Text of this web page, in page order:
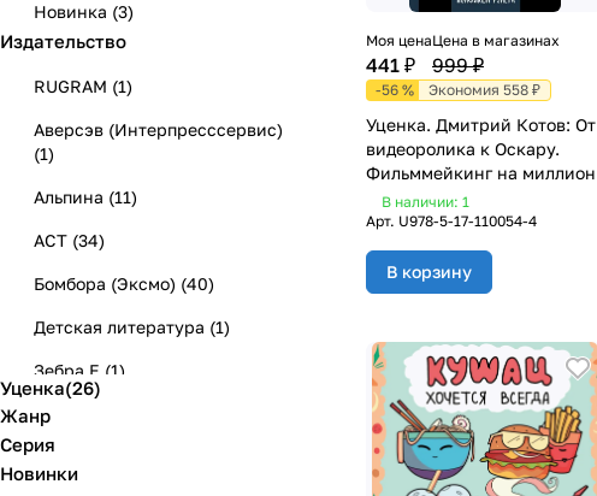
Моя цена
441 ₽
Цена в магазинах
999 ₽
-56 % Экономия 558 ₽
Уценка. Дмитрий Котов: От
видеоролика к Оскару.
Фильммейкинг на миллион
В наличии: 1
Арт. U978-5-17-110054-4
В корзину
Новинка (3)
Издательство
RUGRAM (1)
Аверсэв (Интерпресссервис)
(1)
Альпина (11)
АСТ (34)
Бомбора (Эксмо) (40)
Детская литература (1)
Зебра Е (1)
Капитал
Комсомольская правда
Уценка(26)
Жанр
Серия
Новинки